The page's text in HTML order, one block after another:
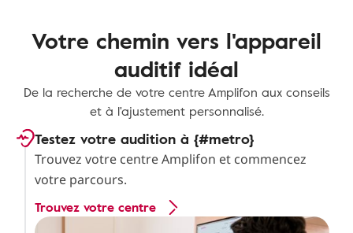
Votre chemin vers l'appareil
auditif idéal
De la recherche de votre centre Amplifon aux conseils
et à l'ajustement personnalisé.
Testez votre audition à {#metro}
Trouvez votre centre Amplifon et commencez
votre parcours.
Trouvez votre centre